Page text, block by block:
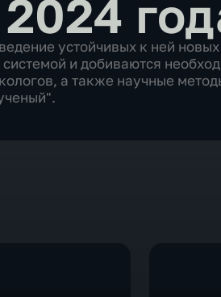
устойчивых к ней
и добиваются
а также научные